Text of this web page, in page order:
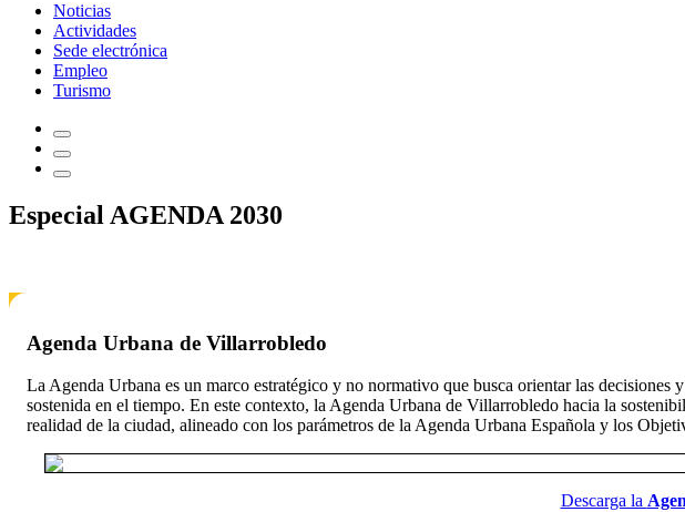
Noticias
Actividades
Sede electrónica
Empleo
Turismo
Especial AGENDA 2030
Agenda Urbana de Villarrobledo
La Agenda Urbana es un marco estratégico y no normativo que busca orientar las
sostenida en el tiempo. En este contexto, la Agenda Urbana de Villarrobledo hacia la
realidad de la ciudad, alineado con los parámetros de la Agenda Urbana Española y los
Descarga la